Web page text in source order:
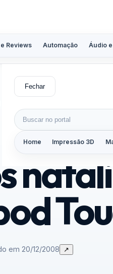
Reviews Automação Áudio
Fechar
Buscar por:
Home Impressão 3D
em 20/12/2008 ↗